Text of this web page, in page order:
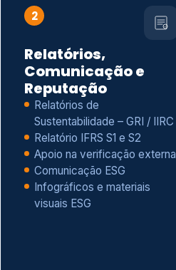
2
Relatórios,
Comunicação e
Reputação
Relatórios de
Sustentabilidade – GRI / IIRC
Relatório IFRS S1 e S2
Apoio na verificação externa
Comunicação ESG
Infográficos e materiais
visuais ESG